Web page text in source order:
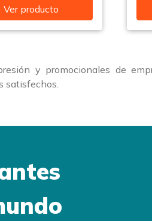
Ver producto
y promocionales de
satisfechos.